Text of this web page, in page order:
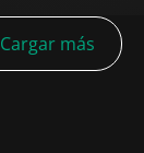
Cargar más